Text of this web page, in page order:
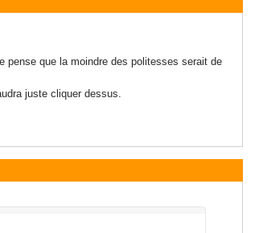
que la moindre des politesses serait de
juste cliquer dessus.